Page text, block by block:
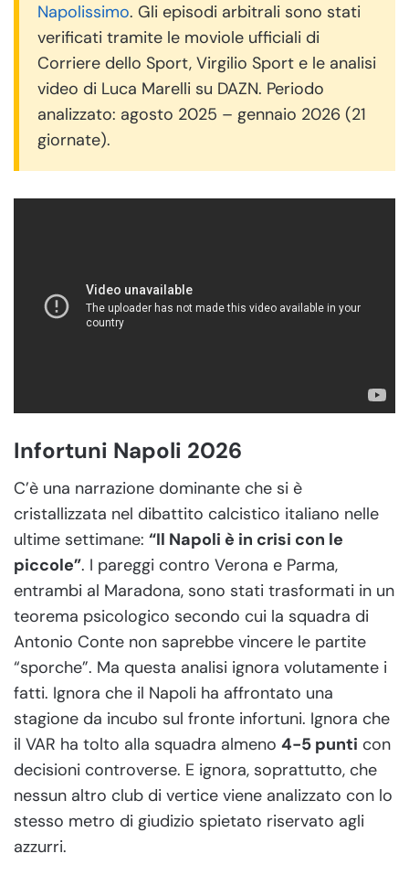
Napolissimo. Gli episodi arbitrali sono stati
verificati tramite le moviole ufficiali di
Corriere dello Sport, Virgilio Sport e le analisi
video di Luca Marelli su DAZN. Periodo
analizzato: agosto 2025 – gennaio 2026 (21
giornate).
Infortuni Napoli 2026
C’è una narrazione dominante che si è
cristallizzata nel dibattito calcistico italiano nelle
ultime settimane: “Il Napoli è in crisi con le
piccole”. I pareggi contro Verona e Parma,
entrambi al Maradona, sono stati trasformati in un
teorema psicologico secondo cui la squadra di
Antonio Conte non saprebbe vincere le partite
“sporche”. Ma questa analisi ignora volutamente i
fatti. Ignora che il Napoli ha affrontato una
stagione da incubo sul fronte infortuni. Ignora che
il VAR ha tolto alla squadra almeno 4-5 punti con
decisioni controverse. E ignora, soprattutto, che
nessun altro club di vertice viene analizzato con lo
stesso metro di giudizio spietato riservato agli
azzurri.